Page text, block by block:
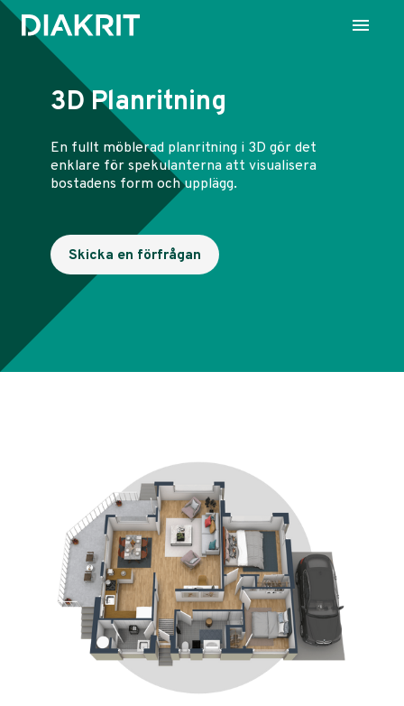
3D Planritning
En fullt möblerad planritning i 3D gör det
enklare för spekulanterna att visualisera
bostadens form och upplägg.
Skicka en förfrågan